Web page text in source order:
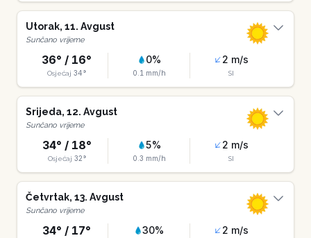
Utorak, 11. Avgust
Sunčano vrijeme
36° / 16°
Osjećaj 34°
0%
0.1 mm/h
2 m/s
SI
Srijeda, 12. Avgust
Sunčano vrijeme
34° / 18°
Osjećaj 32°
5%
0.3 mm/h
2 m/s
SI
Četvrtak, 13. Avgust
Sunčano vrijeme
34° / 17° 30% 2 m/s